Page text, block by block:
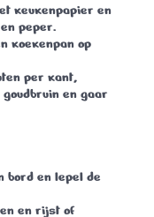
keukenpapier en
peper.
koekenpan op
per kant,
en gaar
bord en lepel de
en rijst of